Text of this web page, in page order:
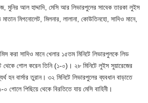
মুনির আল হাদ্দাদি, মেসি আর লিভারপুলের সাবেক তারকা লুইস
মিগনোলেট, মিলনার, লালানা, কোউতিনহো, সাদিও মানে,
করা সাদিও মানে খেলার ১৫তম মিনিটে লিভারপুলকে লিড
থেকে গোল করেন তিনি (১-০)। ২৮ মিনিটে লুইস সুয়ারেজের
হন বার্সার তুরান। ৩২ মিনিটে লিভারপুলের ব্যবধান বাড়াতে
গোলে পিছিয়ে থেকে বিরতিতে যায় মেসি বাহিনী।